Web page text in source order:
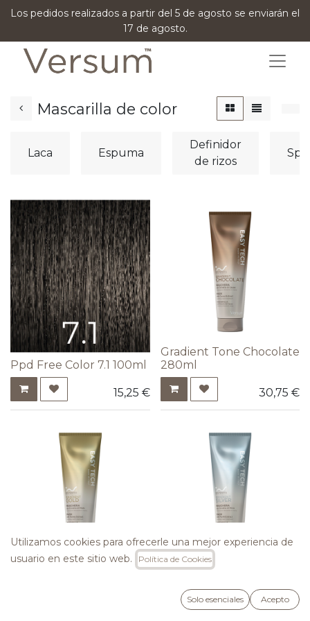
Los pedidos realizados a partir del 5 de agosto se enviarán el
17 de agosto.
Mascarilla de color
Laca Espuma
Definidor
de rizos
Ppd Free Color 7.1 100ml
15,25 €
Gradient Tone Chocolate
280ml
30,75 €
Gradient Tone Silver
30,75€
Utilizamos cookies para ofrecerle una mejor experiencia de
usuario en este sitio web.
Política de Cookies
Solo esenciales Acepto